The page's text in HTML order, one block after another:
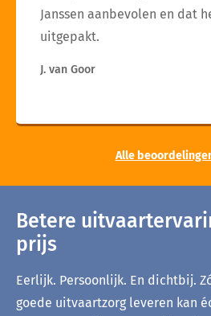
Janssen aanbevolen en dat
uitgepakt.
J. van Goor
Alle
Betere
prijs
Eerlijk. Persoonlijk. En dichtbij.
goede uitvaartzorg leveren kan